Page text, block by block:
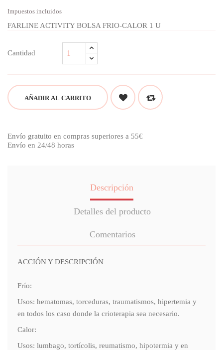
Impuestos incluidos
FARLINE ACTIVITY BOLSA FRIO-CALOR 1 U
Cantidad
AÑADIR AL CARRITO
Envío gratuito en compras superiores a 55€
Envío en 24/48 horas
Descripción
Detalles del producto
Comentarios
ACCIÓN Y DESCRIPCIÓN
Frío:
Usos: hematomas, torceduras, traumatismos, hipertemia y
en todos los caso donde la crioterapia sea necesario.
Calor:
Usos: lumbago, tortícolis, reumatismo, hipotermia y en